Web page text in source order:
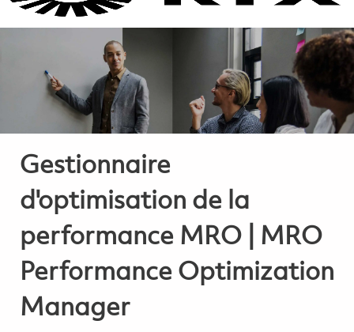
Gestionnaire
d'optimisation de la
performance MRO | MRO
Performance Optimization
Manager